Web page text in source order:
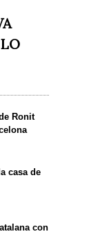
Ronit
casa de
con